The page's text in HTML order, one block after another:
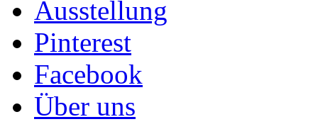
Ausstellung
Pinterest
Facebook
Über uns